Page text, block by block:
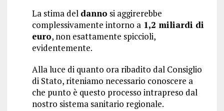
La stima del danno si aggirerebbe
complessivamente intorno a1,2 miliardi di
euro, non esattamente spiccioli,
evidentemente.
Alla luce di quanto ora ribadito dal Consiglio
di Stato, riteniamo necessario conoscere a
che punto è questo processo intrapreso dal
nostro sistema sanitario regionale.